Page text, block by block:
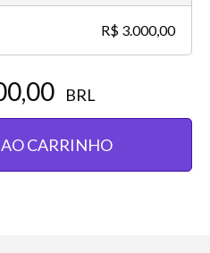
R$ 3.000,00
BRL
CARRINHO